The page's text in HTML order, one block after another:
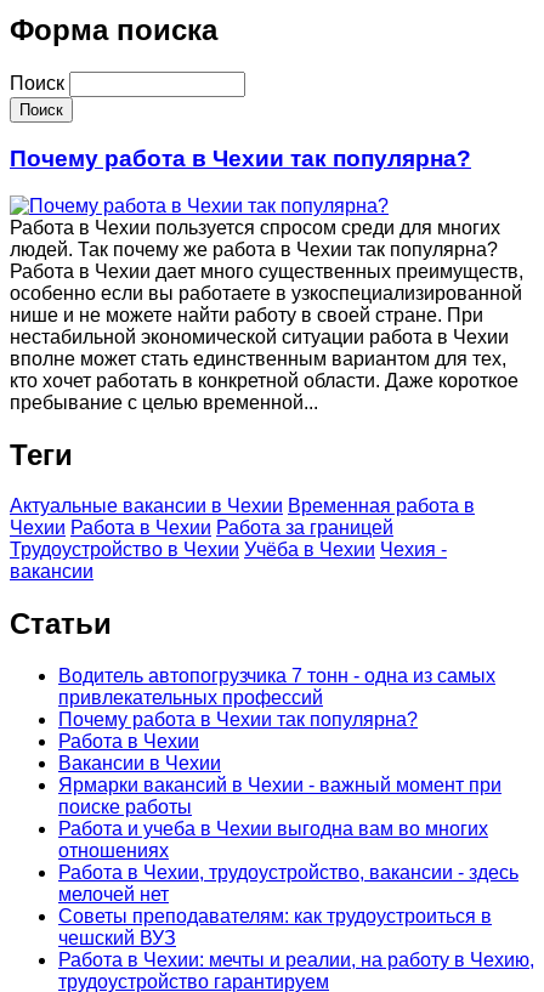
Форма поиска
Поиск
Почему работа в Чехии так популярна?
Работа в Чехии пользуется спросом среди для многих
людей. Так почему же работа в Чехии так популярна?
Работа в Чехии дает много существенных преимуществ,
особенно если вы работаете в узкоспециализированной
нише и не можете найти работу в своей стране. При
нестабильной экономической ситуации работа в Чехии
вполне может стать единственным вариантом для тех,
кто хочет работать в конкретной области. Даже короткое
пребывание с целью временной...
Теги
Актуальные вакансии в Чехии Временная работа в
Чехии Работа в Чехии Работа за границей
Трудоустройство в Чехии Учёба в Чехии Чехия -
вакансии
Статьи
Водитель автопогрузчика 7 тонн - одна из самых
привлекательных профессий
Почему работа в Чехии так популярна?
Работа в Чехии
Вакансии в Чехии
Ярмарки вакансий в Чехии - важный момент при
поиске работы
Работа и учеба в Чехии выгодна вам во многих
отношениях
Работа в Чехии, трудоустройство, вакансии - здесь
мелочей нет
Советы преподавателям: как трудоустроиться в
чешский ВУЗ
Работа в Чехии: мечты и реалии, на работу в Чехию,
трудоустройство гарантируем